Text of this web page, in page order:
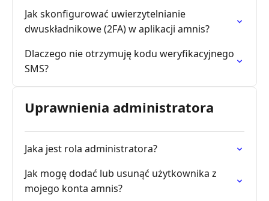
Jak skonfigurować uwierzytelnianie
dwuskładnikowe (2FA) w aplikacji amnis?
Dlaczego nie otrzymuję kodu weryfikacyjnego
SMS?
Uprawnienia administratora
Jaka jest rola administratora?
Jak mogę dodać lub usunąć użytkownika z
mojego konta amnis?